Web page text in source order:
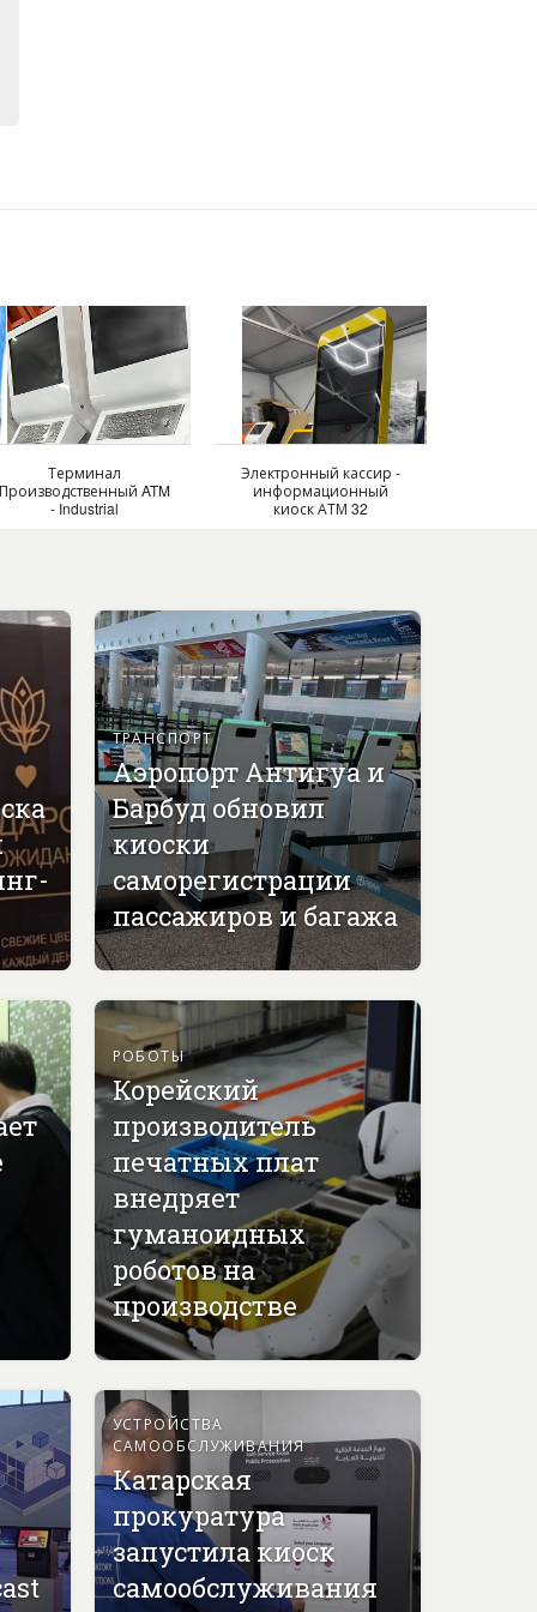
Терминал
Производственный ATM
- Industrial
Электронный кассир -
информационный
киоск АТМ 32
ТРАНСПОРТ
Аэропорт Антигуа и
Барбуд обновил
киоски
саморегистрации
пассажиров и багажа
РОБОТЫ
Корейский
производитель
печатных плат
внедряет
гуманоидных
роботов на
производстве
УСТРОЙСТВА
САМООБСЛУЖИВАНИЯ
Катарская
прокуратура
запустила киоск
самообслуживания